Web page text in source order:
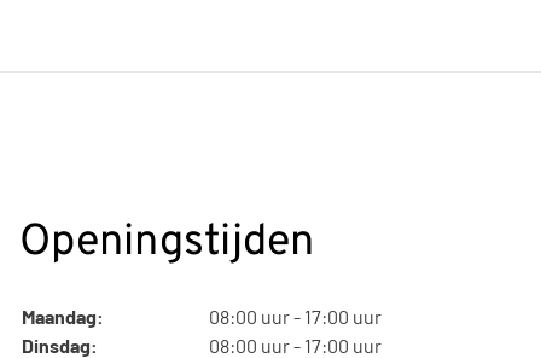
Openingstijden
Maandag:
08:00 uur - 17:00 uur
Dinsdag:
08:00 uur - 17:00 uur